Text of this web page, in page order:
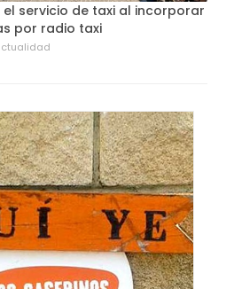
servicio de taxi al incorporar
por radio taxi